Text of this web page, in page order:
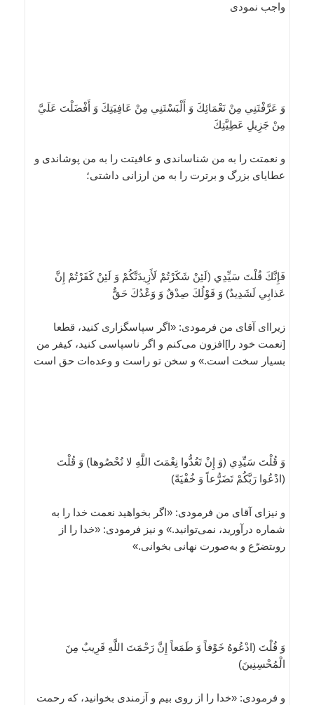
واجب نمودى
وَ عَرَّفْتَنِي مِنْ نَعْمَائِكَ وَ أَلْبَسْتَنِي مِنْ عَافِيَتِكَ وَ أَفْضَلْتَ عَلَيَّ
مِنْ جَزِيلِ عَطِيَّتِكَ
و نعمتت را به من شناساندى و عافيتت را به من پوشاندى و
عطاياى بزرگ و برترت را به من ارزانى داشتى؛
فَإِنَّكَ قُلْتَ سَيِّدِي‏ (لَئِنْ شَكَرْتُمْ لَأَزِيدَنَّكُمْ وَ لَئِنْ كَفَرْتُمْ إِنَّ
عَذابِي لَشَدِيدٌ) وَ قَوْلُكَ صِدْقٌ وَ وَعْدُكَ حَقٌّ
زيرااى آقاى من فرمودى: «اگر سپاسگزارى كنيد، قطعا
[نعمت خود را]افزون مى‌كنم و اگر ناسپاسى كنيد، كيفر من
بسيار سخت است.» و سخن تو راست و وعده‌ات حق است
وَ قُلْتَ سَيِّدِي‏ (وَ إِنْ تَعُدُّوا نِعْمَتَ اللَّهِ لا تُحْصُوها) وَ قُلْتَ‏
(ادْعُوا رَبَّكُمْ تَضَرُّعاً وَ خُفْيَةً)
و نيزاى آقاى من فرمودى: «اگر بخواهيد نعمت خدا را به
شماره درآوريد، نمى‌توانيد.» و نيز فرمودى: «خدا را از
روىتضرّع و به‌صورت نهانى بخوانى.»
وَ قُلْتَ‏ (ادْعُوهُ خَوْفاً وَ طَمَعاً إِنَّ رَحْمَتَ اللَّهِ قَرِيبٌ مِنَ
الْمُحْسِنِينَ‏)
و فرمودى: «خدا را از روى بيم و آزمندى بخوانيد، كه رحمت